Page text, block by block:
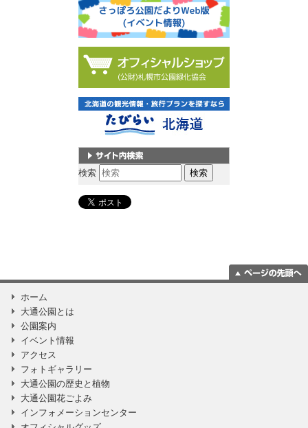
サイト内検索
検索
ホーム
大通公園とは
公園案内
イベント情報
アクセス
フォトギャラリー
大通公園の歴史と植物
大通公園花ごよみ
インフォメーションセンター